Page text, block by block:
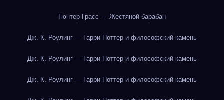
Гюнтер Грасс — Жестяной барабан
Дж. К. Роулинг — Гарри Поттер и философский камень
Дж. К. Роулинг — Гарри Поттер и философский камень
Дж. К. Роулинг — Гарри Поттер и философский камень